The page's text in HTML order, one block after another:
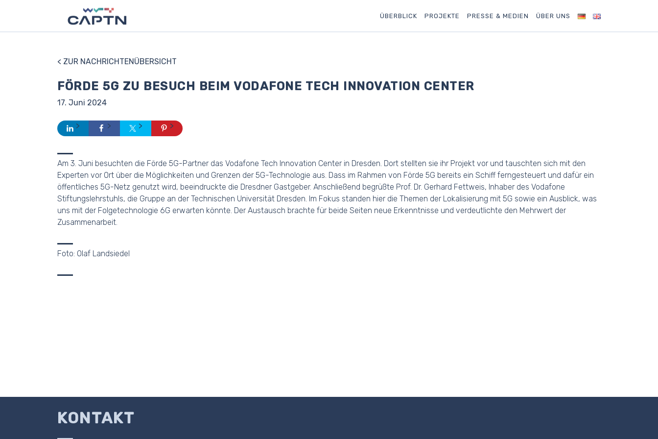
ÜBERBLICK PROJEKTE PRESSE & MEDIEN ÜBER UNS
< ZUR NACHRICHTENÜBERSICHT
FÖRDE 5G ZU BESUCH BEIM VODAFONE TECH INNOVATION CENTER
17. Juni 2024
Am 3. Juni besuchten die Förde 5G-Partner das Vodafone Tech Innovation Center in Dresden. Dort stellten sie ihr Projekt vor und tauschten sich mit den
Experten vor Ort über die Möglichkeiten und Grenzen der 5G-Technologie aus. Dass im Rahmen von Förde 5G bereits ein Schiff ferngesteuert und dafür ein
öffentliches 5G-Netz genutzt wird, beeindruckte die Dresdner Gastgeber. Anschließend begrüßte Prof. Dr. Gerhard Fettweis, Inhaber des Vodafone
Stiftungslehrstuhls, die Gruppe an der Technischen Universität Dresden. Im Fokus standen hier die Themen der Lokalisierung mit 5G sowie ein Ausblick, was
uns mit der Folgetechnologie 6G erwarten könnte. Der Austausch brachte für beide Seiten neue Erkenntnisse und verdeutlichte den Mehrwert der
Zusammenarbeit.
Foto: Olaf Landsiedel
KONTAKT